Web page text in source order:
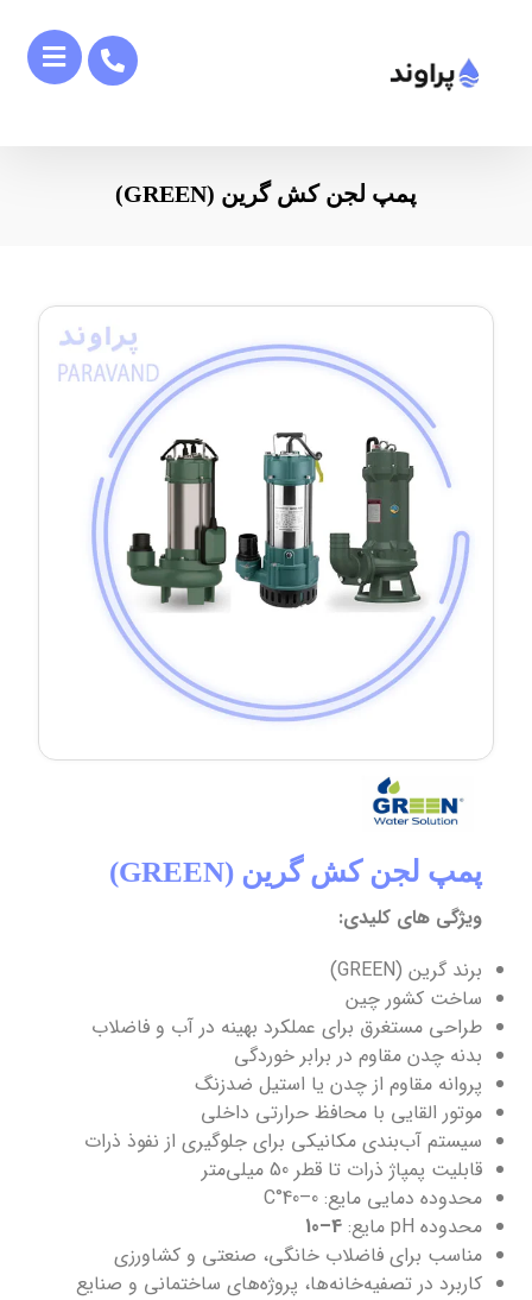
پمپ لجن کش گرین (GREEN)
پمپ لجن کش گرین (GREEN)
ویژگی های کلیدی:
برند گرین (GREEN)
ساخت کشور چین
طراحی مستغرق برای عملکرد بهینه در آب و فاضلاب
بدنه چدن مقاوم در برابر خوردگی
پروانه مقاوم از چدن یا استیل ضدزنگ
موتور القایی با محافظ حرارتی داخلی
سیستم آب‌بندی مکانیکی برای جلوگیری از نفوذ ذرات
قابلیت پمپاژ ذرات تا قطر 50 میلی‌متر
محدوده دمایی مایع: 0–40°C
محدوده pH مایع:
4–10
مناسب برای فاضلاب خانگی، صنعتی و کشاورزی
کاربرد در تصفیه‌خانه‌ها، پروژه‌های ساختمانی و صنایع